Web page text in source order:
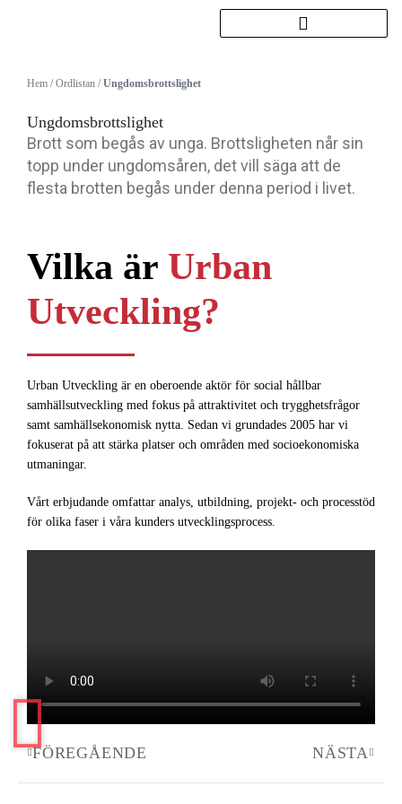
Hem /Ordlistan /Ungdomsbrottslighet
Ungdomsbrottslighet
Brott som begås av unga. Brottsligheten når sin
topp under ungdomsåren, det vill säga att de
flesta brotten begås under denna period i livet.
Vilka är Urban
Utveckling?
Urban Utveckling är en oberoende aktör för social hållbar
samhällsutveckling med fokus på attraktivitet och trygghetsfrågor
samt samhällsekonomisk nytta. Sedan vi grundades 2005 har vi
fokuserat på att stärka platser och områden med socioekonomiska
utmaningar.
Vårt erbjudande omfattar analys, utbildning, projekt- och processtöd
för olika faser i våra kunders utvecklingsprocess.
Föregående
FÖREGÅENDE NÄSTA Nästa